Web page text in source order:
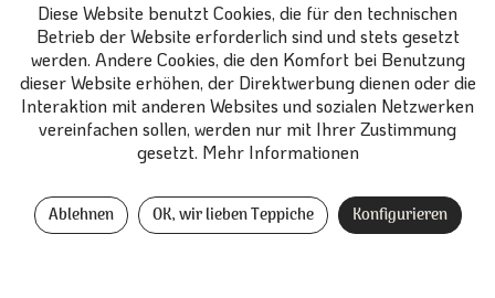
Impressum
B2B-Portal
Diese Website benutzt Cookies, die für den technischen
Betrieb der Website erforderlich sind und stets gesetzt
werden. Andere Cookies, die den Komfort bei Benutzung
dieser Website erhöhen, der Direktwerbung dienen oder die
Interaktion mit anderen Websites und sozialen Netzwerken
vereinfachen sollen, werden nur mit Ihrer Zustimmung
gesetzt. Mehr Informationen
Ablehnen OK, wir lieben Teppiche Konfigurieren